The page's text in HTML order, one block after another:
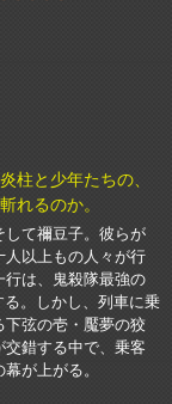
柱と少年たちの、
れるのか。
して禰豆子。彼らが
人以上もの人々が行
行は、鬼殺隊最強の
。しかし、列車に乗
下弦の壱・魘夢の狡
錯する中で、乗客
が上がる。